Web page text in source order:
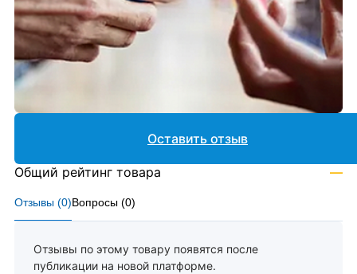
Отзывы (0)Вопросы (0)
Отзывы по этому товару появятся после
публикации на новой платформе.
Оставить отзыв
Общий рейтинг товара —